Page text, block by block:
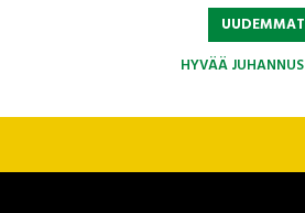
HYVÄÄ